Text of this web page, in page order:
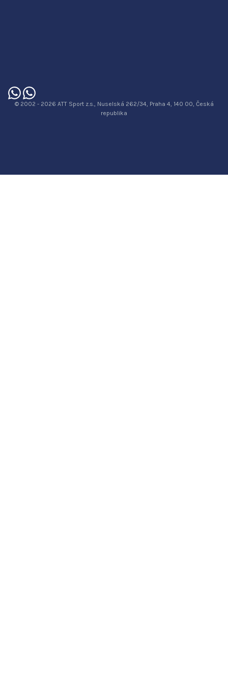
© 2002 - 2026 ATT Sport z.s., Nuselská 262/34, Praha 4, 140 00, Česká
republika